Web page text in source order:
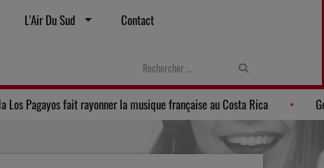
L'Air Du Sud Contact
l’été La Banda Los Pagayos fait rayonner la musique française